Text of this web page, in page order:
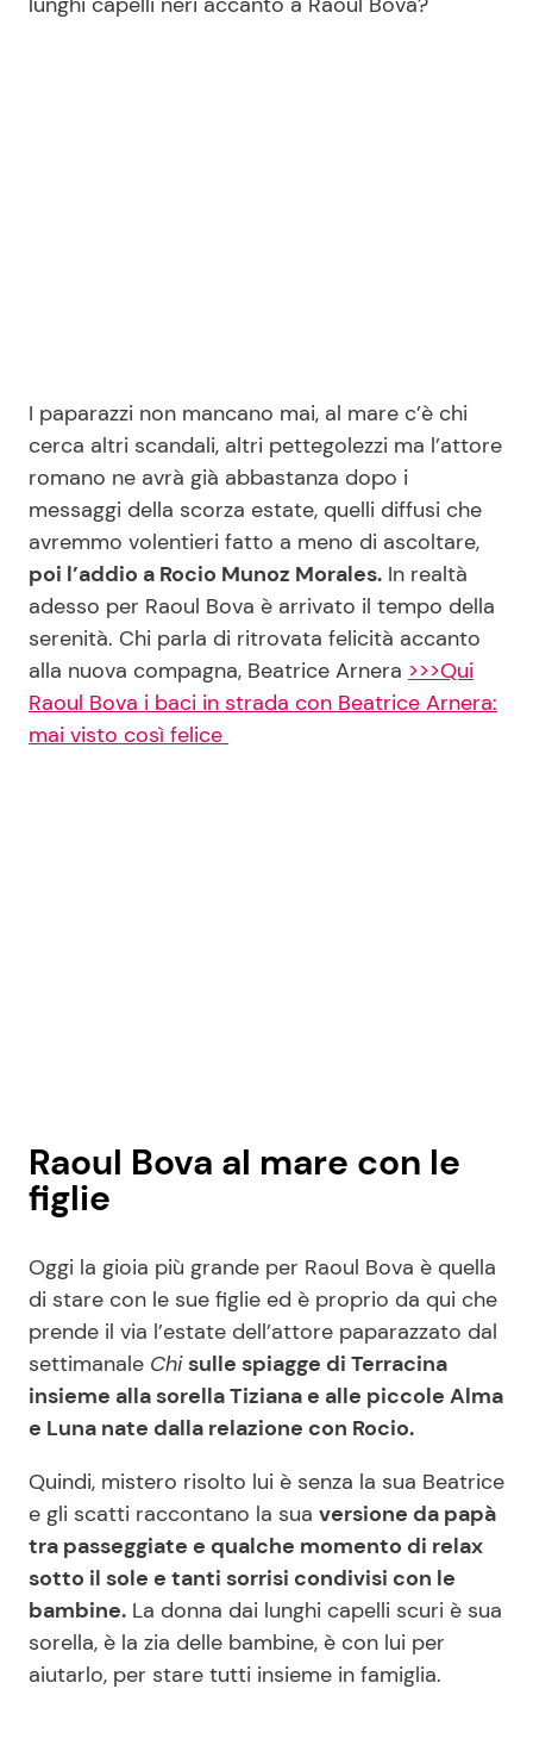
Chi siamo
Disclaimer e Privacy
Contattaci
Pubblicità
Privacy Policy
I paparazzi non mancano mai, al mare c’è chi
cerca altri scandali, altri pettegolezzi ma l’attore
romano ne avrà già abbastanza dopo i
messaggi della scorza estate, quelli diffusi che
avremmo volentieri fatto a meno di ascoltare,
poi l’addio a Rocio Munoz Morales. In realtà
adesso per Raoul Bova è arrivato il tempo della
serenità. Chi parla di ritrovata felicità accanto
alla nuova compagna, Beatrice Arnera >>>Qui
Raoul Bova i baci in strada con Beatrice Arnera:
mai visto così felice
Raoul Bova al mare con le
figlie
Oggi la gioia più grande per Raoul Bova è quella
di stare con le sue figlie ed è proprio da qui che
prende il via l’estate dell’attore paparazzato dal
settimanale Chi sulle spiagge di Terracina
insieme alla sorella Tiziana e alle piccole Alma
e Luna nate dalla relazione con Rocio.
Quindi, mistero risolto lui è senza la sua Beatrice
e gli scatti raccontano la sua versione da papà
tra passeggiate e qualche momento di relax
sotto il sole e tanti sorrisi condivisi con le
bambine. La donna dai lunghi capelli scuri è sua
sorella, è la zia delle bambine, è con lui per
aiutarlo, per stare tutti insieme in famiglia.